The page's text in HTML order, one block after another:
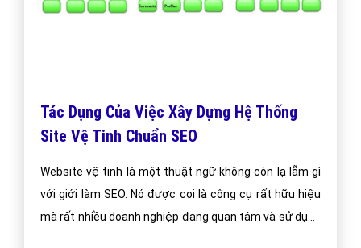
Tác Dụng Của Việc Xây Dựng Hệ Thống
Site Vệ Tinh Chuẩn SEO
Website vệ tinh là một thuật ngữ không còn lạ lẫm gì
với giới làm SEO. Nó được coi là công cụ rất hữu hiệu
mà rất nhiều doanh nghiệp đang quan tâm và sử dụng